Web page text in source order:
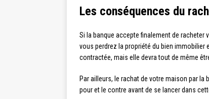
Les conséquences du
Si la banque accepte finalement de
vous perdrez la propriété du bien immobilier
contractée, mais elle devra tout de même
Par ailleurs, le rachat de votre maison par la
pour et le contre avant de se lancer dans